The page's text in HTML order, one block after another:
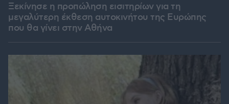
Ξεκίνησε η προπώληση εισιτηρίων για τη
μεγαλύτερη έκθεση αυτοκινήτου της Ευρώπης
που θα γίνει στην Αθήνα